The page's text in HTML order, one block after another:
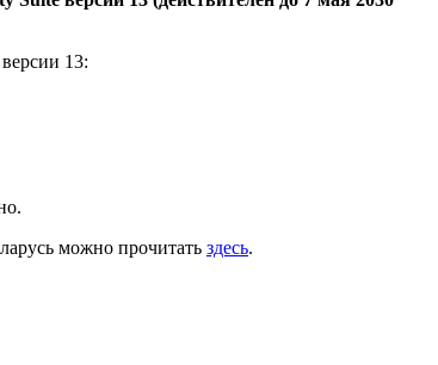
13:
можно прочитать здесь.